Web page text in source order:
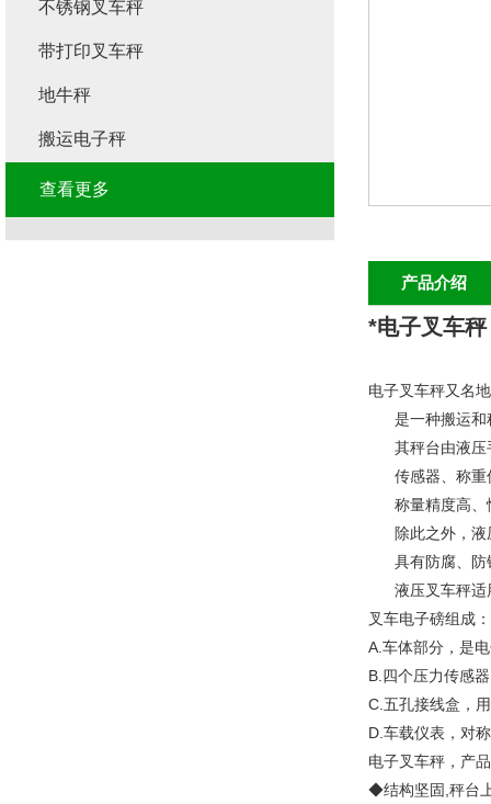
产品介绍
*电子叉车
电子叉车秤又名
是一种搬运和
其秤台由液压
传感器、称重
称量精度高、
除此之外，液
具有防腐、防
液压叉车秤适
叉车电子磅组成
A.车体部分，是
B.四个压力传感
C.五孔接线盒，
D.车载仪表，对
电子叉车秤，产
◆结构坚固,秤台
不锈钢叉车秤
带打印叉车秤
地牛秤
搬运电子秤
查看更多